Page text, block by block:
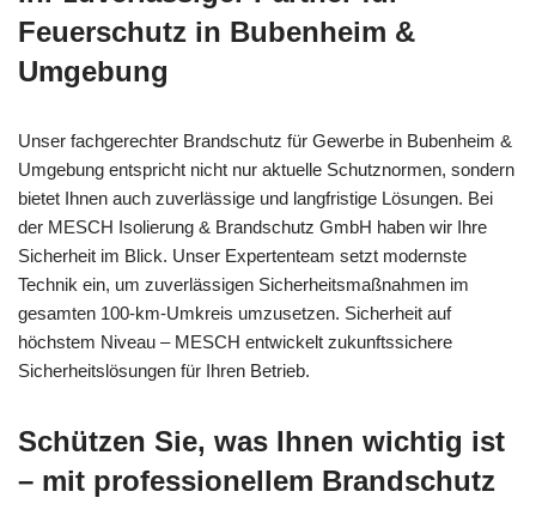
Feuerschutz in Bubenheim &
Umgebung
Unser fachgerechter Brandschutz für Gewerbe in Bubenheim &
Umgebung entspricht nicht nur aktuelle Schutznormen, sondern
bietet Ihnen auch zuverlässige und langfristige Lösungen. Bei
der MESCH Isolierung & Brandschutz GmbH haben wir Ihre
Sicherheit im Blick. Unser Expertenteam setzt modernste
Technik ein, um zuverlässigen Sicherheitsmaßnahmen im
gesamten 100-km-Umkreis umzusetzen. Sicherheit auf
höchstem Niveau – MESCH entwickelt zukunftssichere
Sicherheitslösungen für Ihren Betrieb.
Schützen Sie, was Ihnen wichtig ist
– mit professionellem Brandschutz